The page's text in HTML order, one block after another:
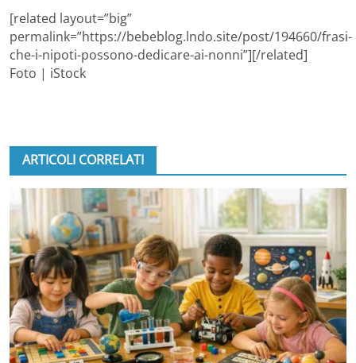
[related layout=”big”
permalink=”https://bebeblog.lndo.site/post/194660/frasi-
che-i-nipoti-possono-dedicare-ai-nonni”][/related]
Foto | iStock
ARTICOLI CORRELATI